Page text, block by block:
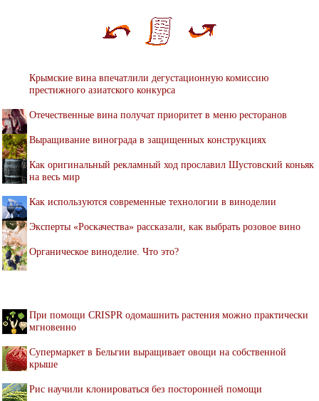
Крымские вина впечатлили дегустационную комиссию
престижного азиатского конкурса
Отечественные вина получат приоритет в меню ресторанов
Выращивание винограда в защищенных конструкциях
Как оригинальный рекламный ход прославил Шустовский коньяк
на весь мир
Как используются современные технологии в виноделии
Эксперты «Роскачества» рассказали, как выбрать розовое вино
Органическое виноделие. Что это?
При помощи CRISPR одомашнить растения можно практически
мгновенно
Супермаркет в Бельгии выращивает овощи на собственной
крыше
Рис научили клонироваться без посторонней помощи